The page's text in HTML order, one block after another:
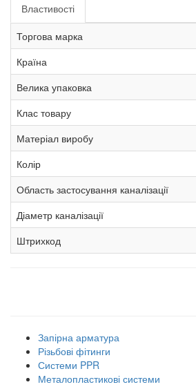
Властивості
Торгова марка
Країна
Велика упаковка
Клас товару
Матеріал виробу
Колір
Область застосування каналізації
Діаметр каналізації
Штрихкод
Запірна арматура
Різьбові фітинги
Системи PPR
Металопластикові системи